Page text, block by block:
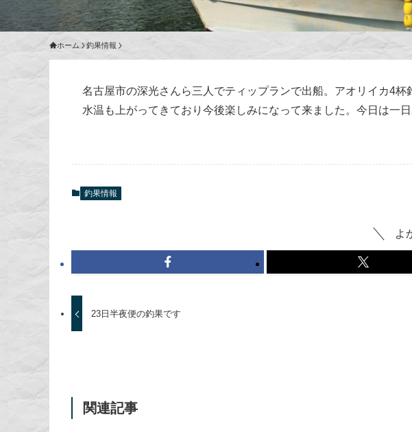
ホーム 釣果情報
名古屋市の深光さんら三人でティップランで出船。アオリイカ4
水温も上がってきており今後楽しみになって来ました。今日は一
釣果情報
よ
23日半夜便の釣果です
関連記事